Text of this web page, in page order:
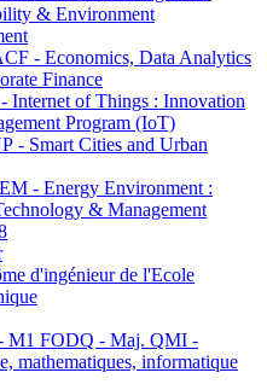
& Environment
- Economics, Data Analytics
Finance
Internet of Things : Innovation
Program (IoT)
- Smart Cities and Urban
- Energy Environment :
& Management
d'ingénieur de l'Ecole
M1 FODQ - Maj. QMI -
mathematiques, informatique